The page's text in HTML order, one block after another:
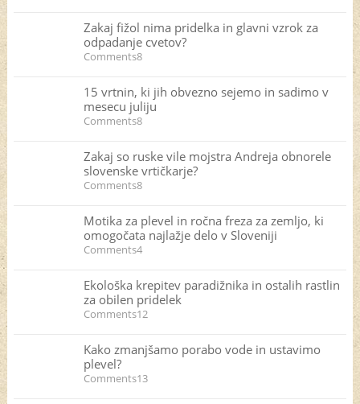
Zakaj fižol nima pridelka in glavni vzrok za
odpadanje cvetov?
Comments8
15 vrtnin, ki jih obvezno sejemo in sadimo v
mesecu juliju
Comments8
Zakaj so ruske vile mojstra Andreja obnorele
slovenske vrtičkarje?
Comments8
Motika za plevel in ročna freza za zemljo, ki
omogočata najlažje delo v Sloveniji
Comments4
Ekološka krepitev paradižnika in ostalih rastlin
za obilen pridelek
Comments12
Kako zmanjšamo porabo vode in ustavimo
plevel?
Comments13